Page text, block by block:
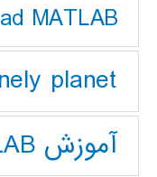
MATLAB
planet
آموزش MATLAB